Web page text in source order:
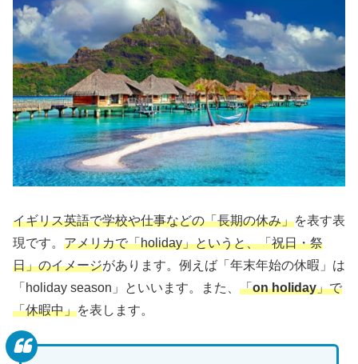
イギリス英語で学校や仕事などの「長期の休み」を表す表
現です。 アメリカで「holiday」というと、「祝日・祭
日」のイメージがあります。例えば「年末年始の休暇」は
「holiday season」といいます。また、 「on holiday」で
「休暇中」を表します。